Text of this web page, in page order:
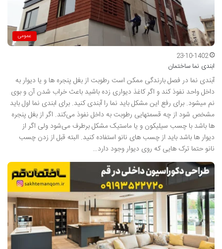
عمومی
23-10-1402
ابندی نما ساختمان
آبندی نما در فصل بارندگی ممکن است رطوبت از بغل پنجره ها و یا دیوار به
داخل واحد نفوذ کند و اگر کاغذ دیواری زده باشید باعث خراب شدن آن و بوی
نم میشود. برای رفع این مشکل باید نما را آبندی کنید. برای ابندی نما اول باید
مشخص شود از چه قسمتهایی رطوبت به داخل نفوذ می‌کند. اگر از بغل پنجره
ها باشد با چسب سیلیکون و یا ماستیک مشکل برطرف می‌شود ولی اگر از
دیوار ها باشد باید از چسب های نانو استفاده کنید. البته قبل از زدن چسب
نانو حتما ترک هایی که روی دیوار وجود دارد…